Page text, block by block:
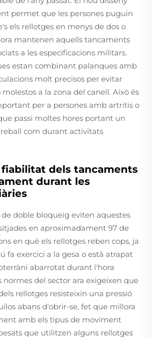
permet que les persones puguin
els rellotges en menys de dos o
mantenen aquells tancaments
a les especificacions militars.
estan combinant palanques amb
molt precisos per evitar
a la zona del canell. Això és
per a persones amb artritis o
passi moltes hores portant un
com durant activitats
dels tancaments
durant les
de doble bloqueig eviten aquestes
en aproximadament 97 de
en què els rellotges reben cops, ja
fa exercici a la gesa o està atrapat
abarrotat durant l'hora
normes del sector ara exigeixen que
rellotges resisteixin una pressió
abans d'obrir-se, fet que millora
amb els tipus de moviment
que utilitzen alguns rellotges